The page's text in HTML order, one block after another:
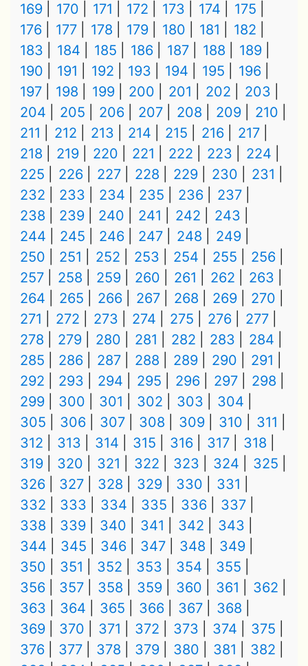
169
170 171 172 173 174
175
176
177 178 179 180 181
182
183
184 185 186 187 188
189
190
191 192 193 194 195
196
197
198 199 200 201 202
203
204
205 206 207 208 209
210
211
212 213 214 215 216
217
218
219 220 221 222 223
224
225
226 227 228 229 230
231
232
233 234 235 236
237
238
239 240 241 242
243
244
245 246 247 248
249
250
251 252 253 254 255
256
257
258 259 260 261 262
263
264
265 266 267 268 269
270
271
272 273 274 275 276
277
278
279 280 281 282 283
284
285
286 287 288 289 290
291
292
293 294 295 296 297
298
299
300 301 302 303
304
305
306 307 308 309 310
311
312
313 314 315 316 317
318
319
320 321 322 323 324
325
326
327 328 329 330
331
332
333 334 335 336
337
338
339 340 341 342
343
344
345 346 347 348
349
350
351 352 353 354
355
356
357 358 359 360 361
362
363
364 365 366 367
368
369
370 371 372 373 374
375
376
377 378 379 380 381
382